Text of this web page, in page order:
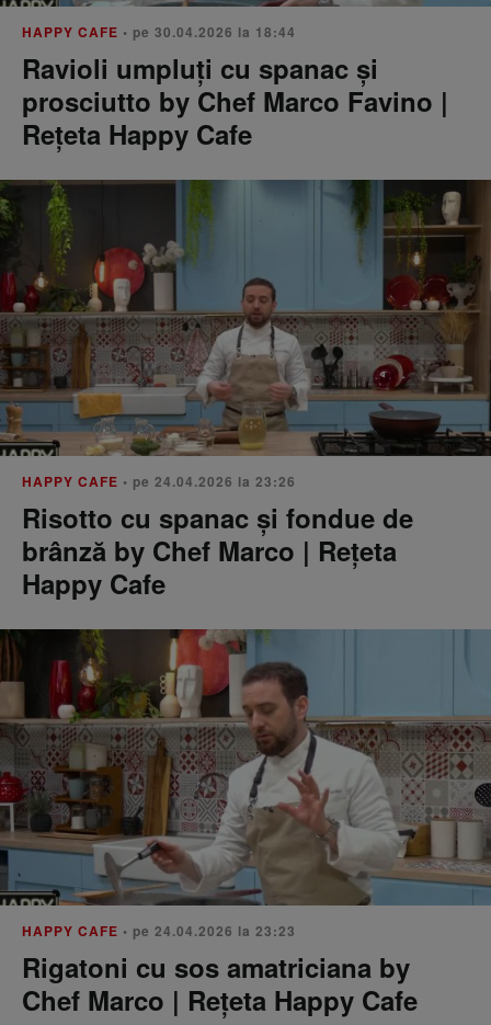
HAPPY CAFE • pe 30.04.2026 la 18:44
Ravioli umpluți cu spanac și
prosciutto by Chef Marco Favino |
Rețeta Happy Cafe
HAPPY CAFE • pe 24.04.2026 la 23:26
Risotto cu spanac și fondue de
brânză by Chef Marco | Rețeta
Happy Cafe
HAPPY CAFE • pe 24.04.2026 la 23:23
Rigatoni cu sos amatriciana by
Chef Marco | Rețeta Happy Cafe